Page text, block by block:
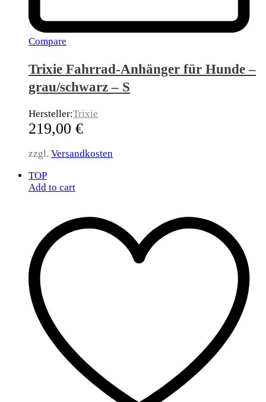
Compare
Trixie Fahrrad-Anhänger für Hunde –
grau/schwarz – S
Hersteller:Trixie
219,00 €
zzgl. Versandkosten
TOP
Add to cart